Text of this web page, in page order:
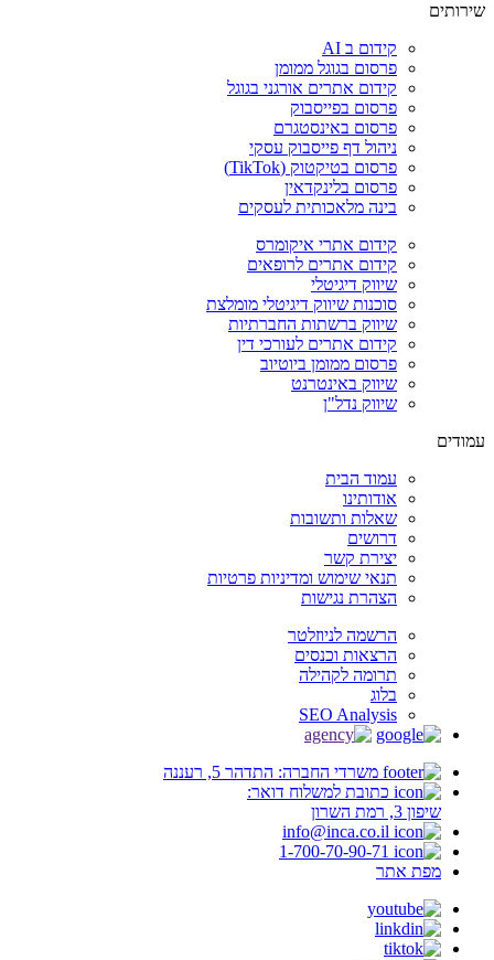
שירותים
קידום ב AI
פרסום בגוגל ממומן
קידום אתרים אורגני בגוגל
פרסום בפייסבוק
פרסום באינסטגרם
ניהול דף פייסבוק עסקי
פרסום בטיקטוק (TikTok)
פרסום בלינקדאין
בינה מלאכותית לעסקים
קידום אתרי איקומרס
קידום אתרים לרופאים
שיווק דיגיטלי
סוכנות שיווק דיגיטלי מומלצת
שיווק ברשתות החברתיות
קידום אתרים לעורכי דין
פרסום ממומן ביוטיוב
שיווק באינטרנט
שיווק נדל"ן
עמודים
עמוד הבית
אודותינו
שאלות ותשובות
דרושים
יצירת קשר
תנאי שימוש ומדיניות פרטיות
הצהרת נגישות
הרשמה לניוזלטר
הרצאות וכנסים
תרומה לקהילה
בלוג
SEO Analysis
משרדי החברה: התדהר 5, רעננה
כתובת למשלוח דואר:
שיפון 3, רמת השרון
info@inca.co.il
1-700-70-90-71
מפת אתר